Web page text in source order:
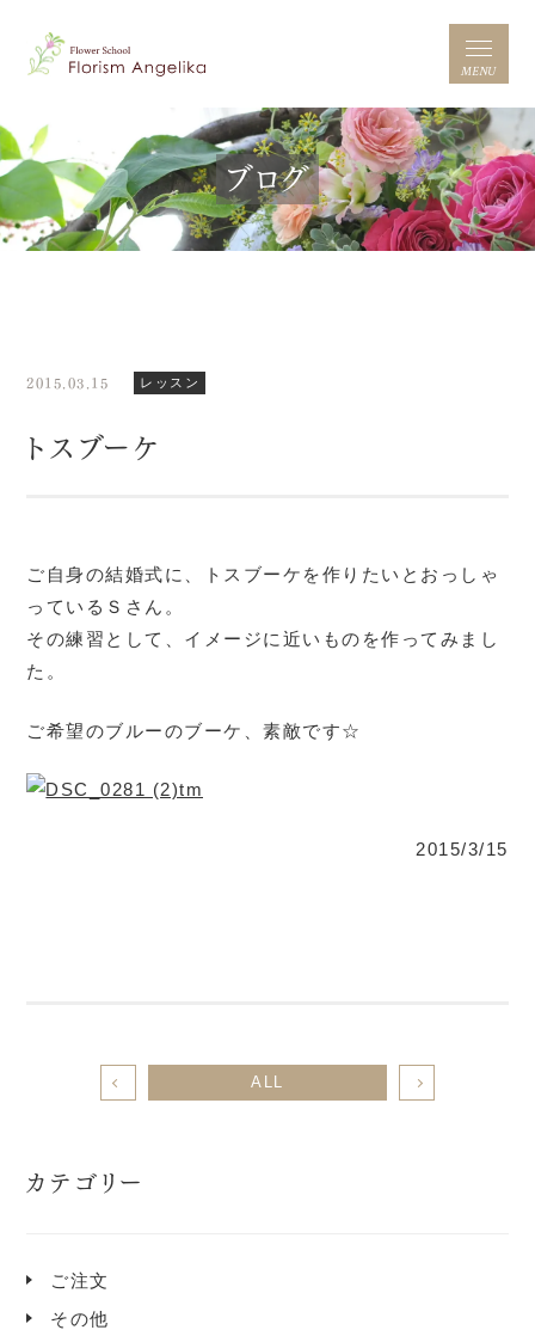
MENU
ブログ
カテゴリー
ご注文
その他
2015.03.15 レッスン
トスブーケ
ご自身の結婚式に、トスブーケを作りたいとおっしゃ
っているＳさん。
その練習として、イメージに近いものを作ってみまし
た。
ご希望のブルーのブーケ、素敵です☆
2015/3/15
ALL